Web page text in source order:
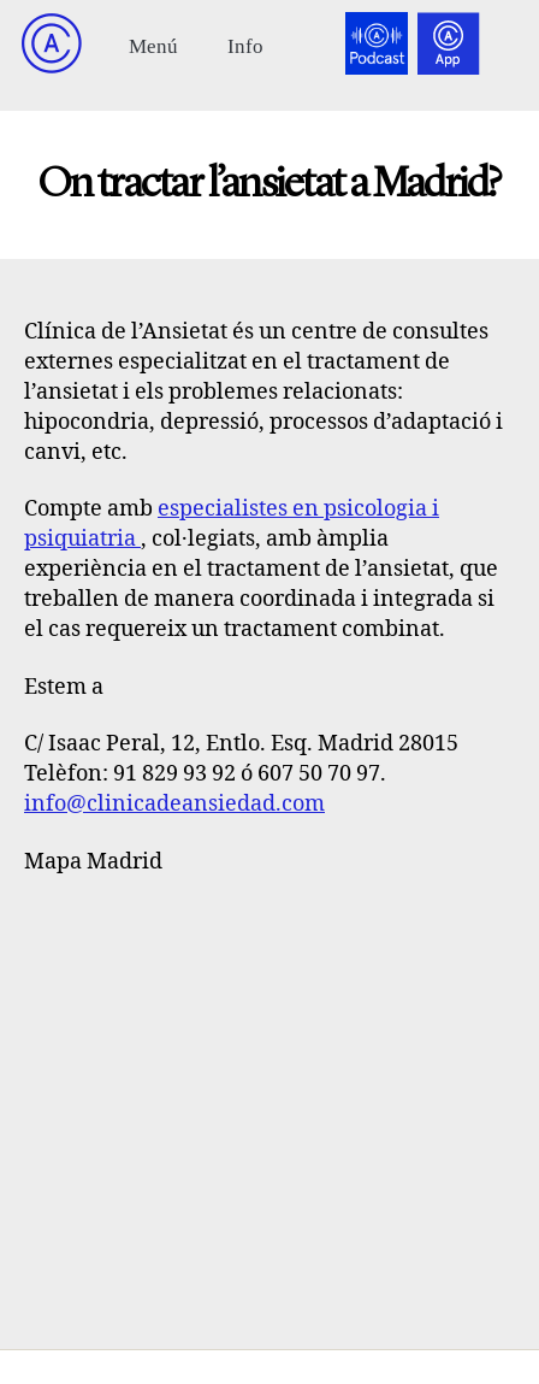
On tractar l’ansietat a Madrid?
Clínica de l’Ansietat és un centre de consultes
externes especialitzat en el tractament de
l’ansietat i els problemes relacionats:
hipocondria, depressió, processos d’adaptació i
canvi, etc.
Compte amb especialistes en psicologia i
psiquiatria , col·legiats, amb àmplia
experiència en el tractament de l’ansietat, que
treballen de manera coordinada i integrada si
el cas requereix un tractament combinat.
Estem a
C/ Isaac Peral, 12, Entlo. Esq. Madrid 28015
Telèfon: 91 829 93 92 ó 607 50 70 97.
info@clinicadeansiedad.com
Mapa Madrid